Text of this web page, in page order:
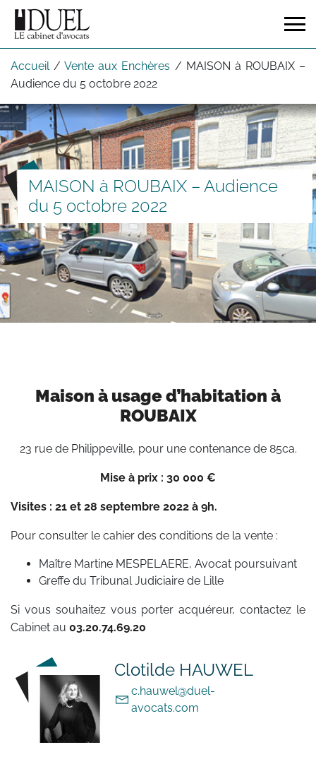
Accueil/Vente aux Enchères / MAISON à ROUBAIX –
Audience du 5 octobre 2022
MAISON à ROUBAIX – Audience
du 5 octobre 2022
Maison à usage d’habitation à
ROUBAIX
23 rue de Philippeville, pour une contenance de 85ca.
Mise à prix : 30 000 €
Visites : 21 et 28 septembre 2022 à 9h.
Pour consulter le cahier des conditions de la vente :
Maître Martine MESPELAERE, Avocat poursuivant
Greffe du Tribunal Judiciaire de Lille
Si vous souhaitez vous porter acquéreur, contactez le
Cabinet au 03.20.74.69.20
Clotilde HAUWEL
c.hauwel@duel-
avocats.com